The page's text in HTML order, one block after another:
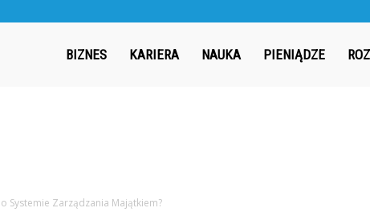
BIZNES KARIERA NAUKA PIENIĄDZE
Systemie Zarządzania Majątkiem?